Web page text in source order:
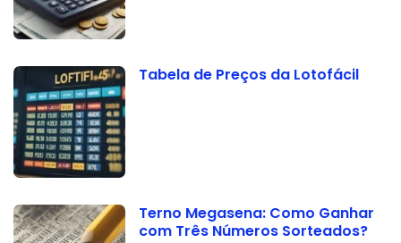
Tabela de Preços da Lotofácil
Terno Megasena: Como Ganhar
com Três Números Sorteados?